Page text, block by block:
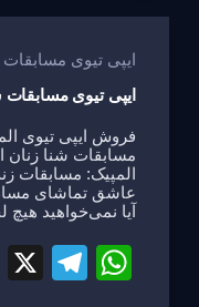
A
p
p
a
m
ایپی تیوی
ایپی تیوی مسابقات
المپیک: مسابقات
عاشق تماشای
آیا نمی‌خواهید
W
T